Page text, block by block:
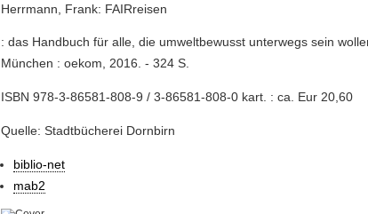
Herrmann, Frank: FAIRreisen
: das Handbuch für alle, die umweltbewusst unterwegs sein
München : oekom, 2016. - 324 S.
ISBN 978-3-86581-808-9 / 3-86581-808-0 kart. : ca. Eur 20,60
Quelle: Stadtbücherei Dornbirn
biblio-net
mab2